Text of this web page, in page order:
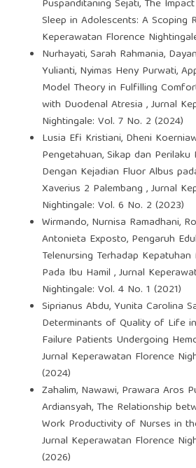
Puspanditaning Sejati, The
Sleep in Adolescents: A Scoping
Keperawatan Florence
Nurhayati, Sarah Rahmania,
Yulianti, Nyimas Heny Purwati,
Model Theory in Fulfilling
with Duodenal Atresia ,Jurnal
Nightingale: Vol. 7 No. 2 (2024)
Lusia Efi Kristiani, Dheni
Pengetahuan, Sikap dan
Dengan Kejadian Fluor Albus
Xaverius 2 Palembang ,Jurnal
Nightingale: Vol. 6 No. 2 (2023)
Wirmando, Nurnisa Ramadhani,
Antonieta Exposto, Pengaruh
Telenursing Terhadap
Pada Ibu Hamil ,Jurnal
Nightingale: Vol. 4 No. 1 (2021)
Siprianus Abdu, Yunita Carolina
Determinants of Quality of Life
Failure Patients Undergoing
Jurnal Keperawatan Florence
(2024)
Zahalim, Nawawi, Prawara Aros
Ardiansyah, The Relationship
Work Productivity of Nurses in
Jurnal Keperawatan Florence
(2026)